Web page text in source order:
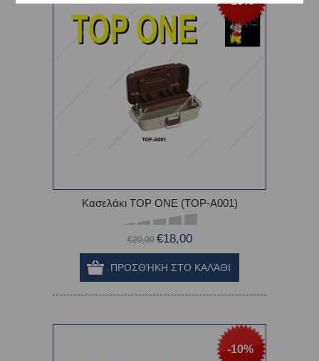
Κασελάκι TOP ONE (TOP-A001)
€20,00 €18,00
-10%